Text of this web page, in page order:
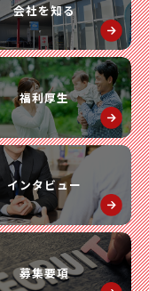
会社を知る
福利厚生
インタビュー
募集要項